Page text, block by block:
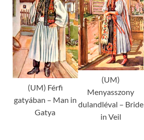
(UM) Férfi
gatyában – Man in
Gatya
(UM)
Menyasszony
dulandléval – Bride
in Veil